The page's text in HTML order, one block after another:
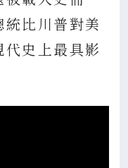
比川普對美
史上最具影